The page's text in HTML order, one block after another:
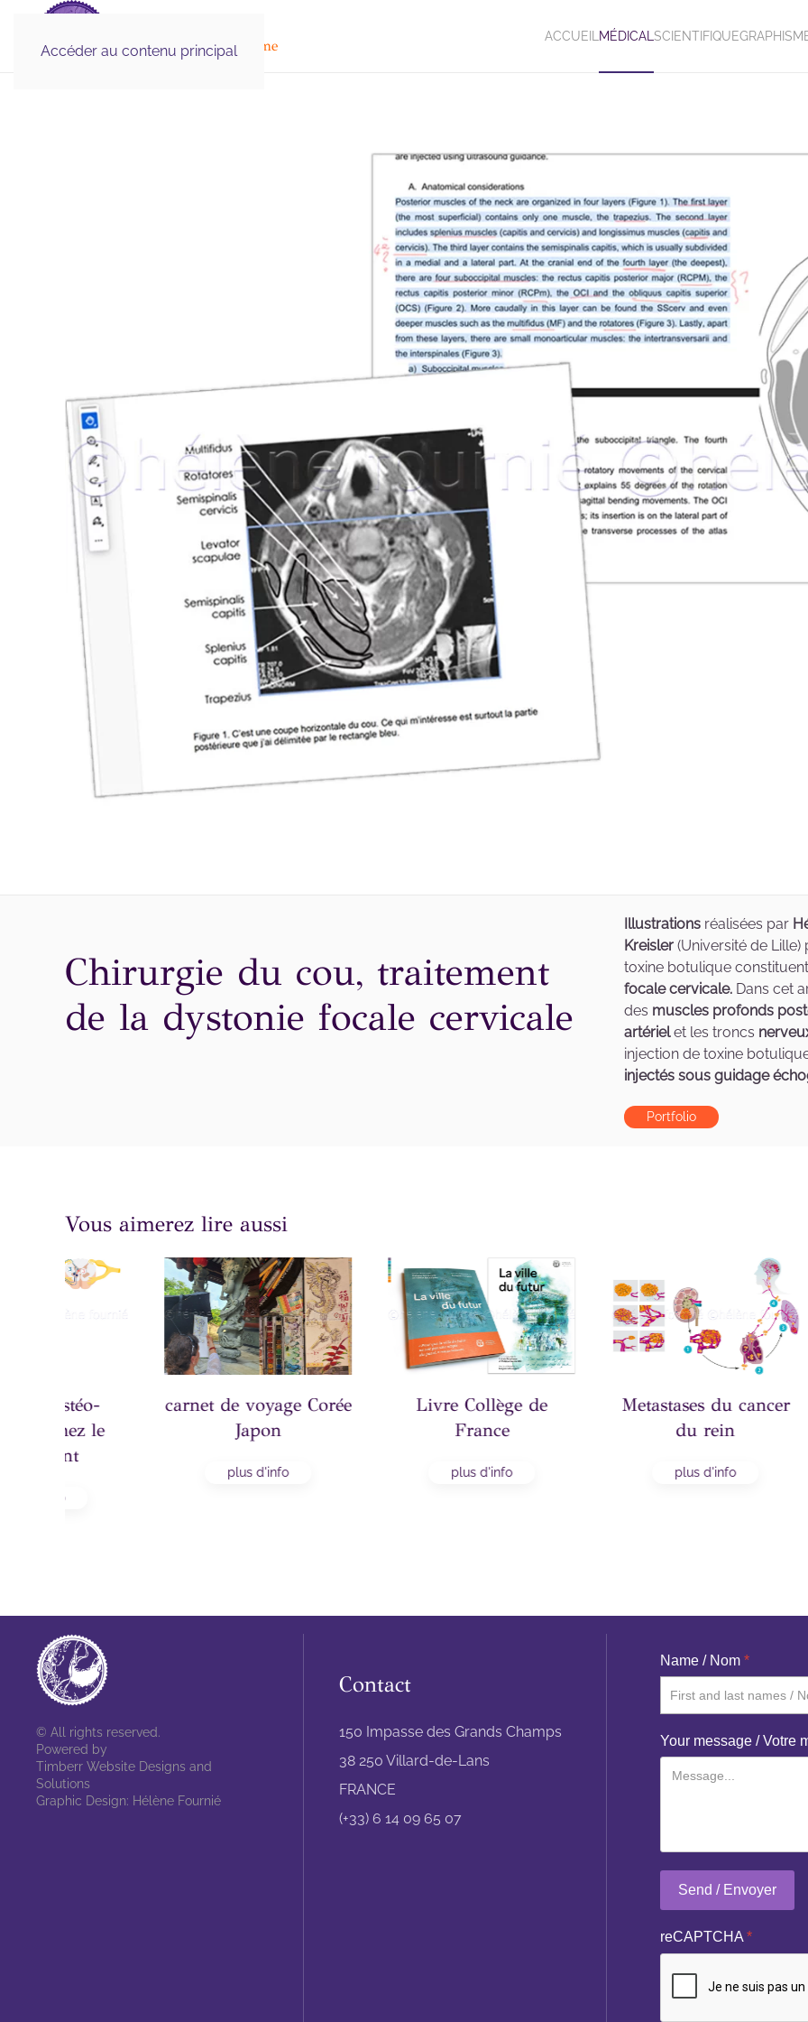
Accéder au contenu principal
& Scientifique, Graphisme
ACCUEIL MÉDICAL SCIENTIFIQUE
Chirurgie du cou, traitement
de la dystonie focale cervicale
Illustrations réalisées par
Kreisler (Université de Lille)
toxine botulique
focale cervicale. Dans cet
des muscles profonds
artérielet les troncs
injection de toxine
injectés sous guidage
Portfolio
Vous aimerez lire aussi
Livre Collège de
Metastases du cancer
De la chenille au
papillon, Le Vortex
© All rights reserved.
Powered by
Timberr Website Designs and
Solutions
Graphic Design: Hélène Fournié
Contact
150 Impasse des Grands Champs
38 250 Villard-de-Lans
FRANCE
(+33) 6 14 09 65 07
Name / Nom *
Your message / Votre
Send / Envoyer
reCAPTCHA *